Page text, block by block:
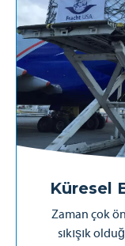
Küresel
Zaman çok
sıkışık